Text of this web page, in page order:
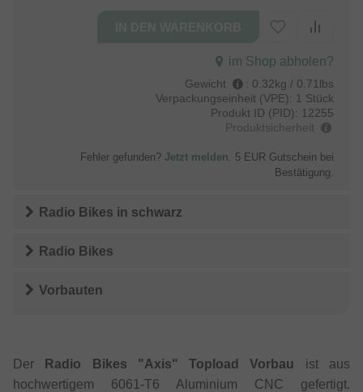
im Shop abholen?
Gewicht : 0.32kg / 0.71lbs
Verpackungseinheit (VPE): 1 Stück
Produkt ID (PID): 12255
Produktsicherheit
Fehler gefunden? Jetzt melden . 5 EUR Gutschein bei
Bestätigung.
Radio Bikes in schwarz
Radio Bikes
Vorbauten
Der Radio Bikes "Axis" Topload Vorbau ist aus
hochwertigem 6061-T6 Aluminium CNC gefertigt.